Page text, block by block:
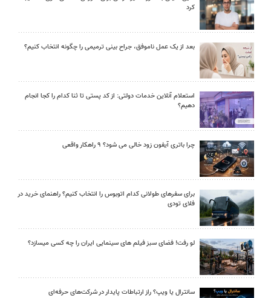
کرد
بعد از یک عمل ناموفق، جراح بینی ترمیمی را چگونه انتخاب کنیم؟
استعلام آنلاین خدمات دولتی: از کد پستی تا ثنا کدام را کجا انجام
دهیم؟
چرا باتری آیفون زود خالی می شود؟ ۹ راهکار واقعی
برای سفرهای طولانی کدام اتوبوس را انتخاب کنیم؟ راهنمای خرید در
فلای تودی
لو رفت! فضای سبز فیلم های سینمایی ایران را چه کسی میسازد؟
سانترال یا ویپ؟ راز ارتباطات پایدار در شرکت‌های حرفه‌ای